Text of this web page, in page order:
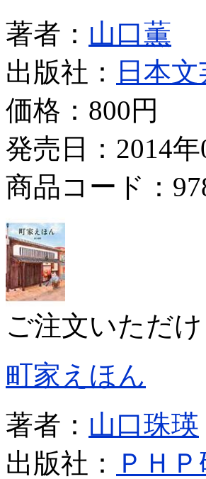
著者： 山口薫
出版社：
日本
価格： 800円
発売日：2014年
商品コード：
ご注文いただ
町家えほん
著者： 山口珠瑛
出版社：
ＰＨ